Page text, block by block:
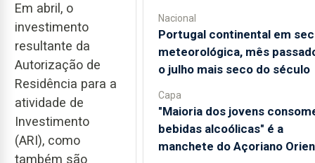
Em abril, o
investimento
resultante da
Autorização de
Residência para a
atividade de
Investimento
(ARI), como
também são
Nacional
Portugal continental em
meteorológica, mês
o julho mais seco do século
Capa
"Maioria dos jovens
bebidas alcoólicas" é a
manchete do Açoriano